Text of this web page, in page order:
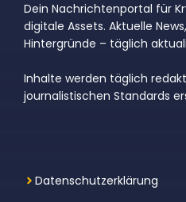
Dein Nachrichtenportal für
digitale Assets. Aktuelle
Hintergründe – täglich
Inhalte werden täglich
journalistischen Standards
Datenschutzerklärung